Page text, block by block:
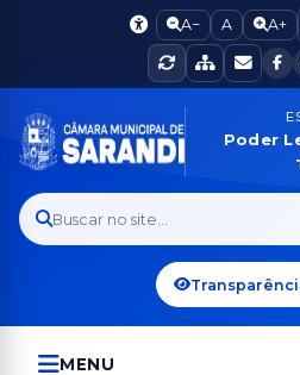
A− A A+
Poder
Buscar no site...
MENU